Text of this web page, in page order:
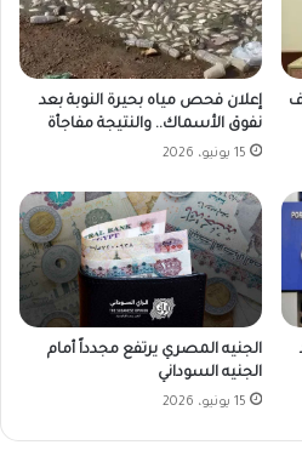
إعلان فحص مياه بحيرة النوبة بعد
نفوق الأسماك.. والنتيجة مفاجأة
15 يونيو، 2026
الجنيه المصري يرتفع مجدداً أمام
الجنيه السوداني
15 يونيو، 2026